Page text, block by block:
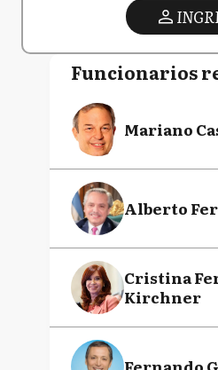
Funcionarios
Mariano
Alberto
Cristina
Kirchner